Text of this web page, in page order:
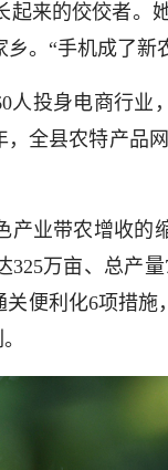
的佼佼者。她
。“手机成了
投身电商行业，
，全县农特产品
业带农增收的
325万亩、总产
便利化6项措